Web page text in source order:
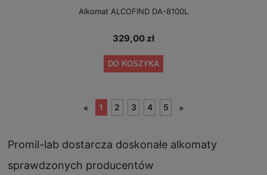
Alkomat ALCOFIND DA-8100L
329,00 zł
DO KOSZYKA
« 1 2 3 4 5 »
Promil-lab dostarcza doskonałe alkomaty
sprawdzonych producentów